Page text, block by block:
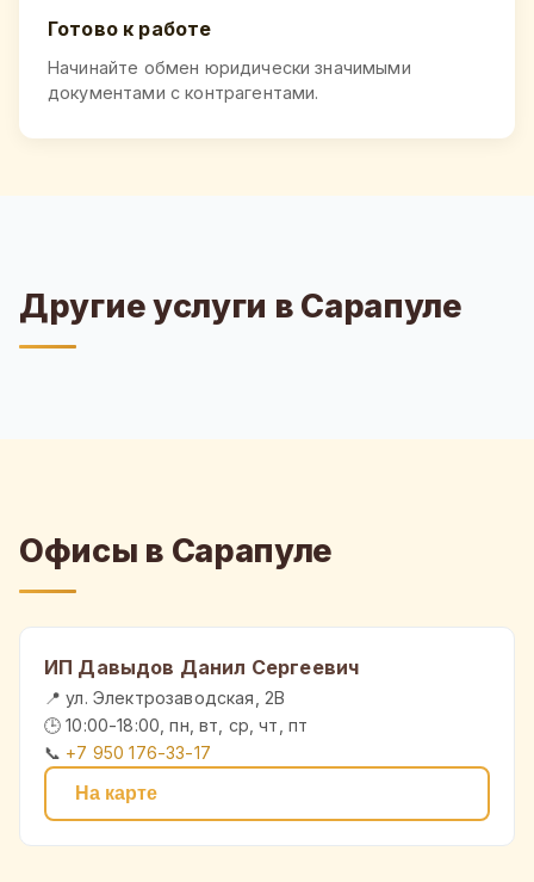
Готово к работе
Начинайте обмен юридически значимыми
документами с контрагентами.
Другие услуги в Сарапуле
Офисы в Сарапуле
ИП Давыдов Данил Сергеевич
📍 ул. Электрозаводская, 2В
🕒 10:00-18:00, пн, вт, ср, чт, пт
📞 +7 950 176-33-17
На карте